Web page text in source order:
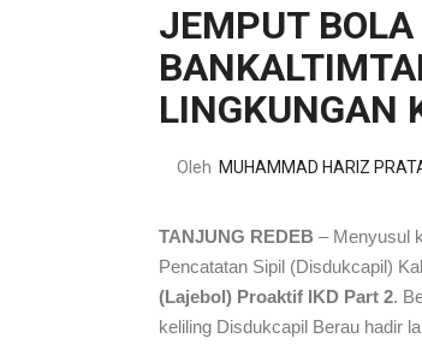
JEMPUT
LINGKUNGAN
Oleh MUHAMMAD HARIZ
TANJUNG REDEB – Menyusul
Pencatatan Sipil (Disdukcapil)
(Lajebol) Proaktif IKD Part 2.
keliling Disdukcapil Berau hadir